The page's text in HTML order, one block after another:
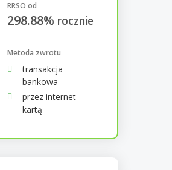
RRSO od
298.88% rocznie
Metoda zwrotu
transakcja
bankowa
przez internet
kartą